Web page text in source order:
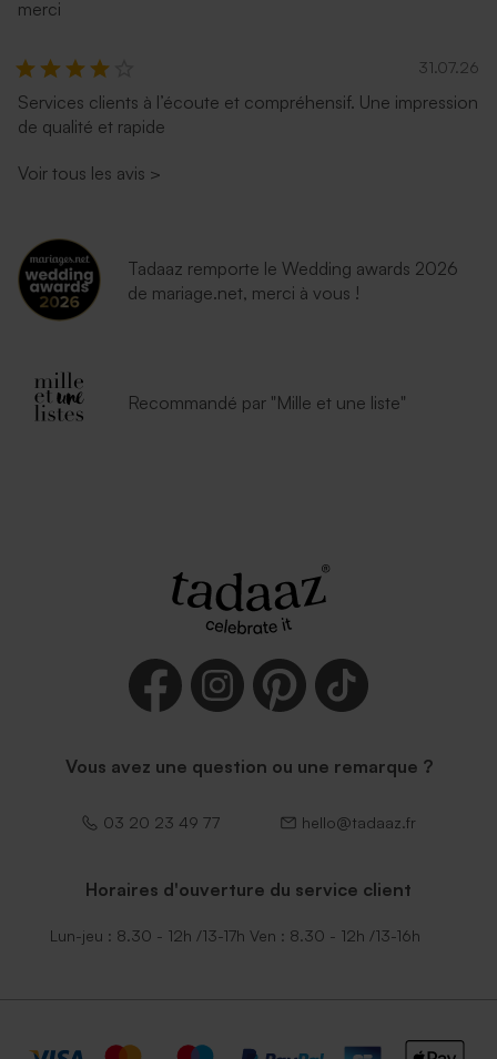
Enveloppe vert menthe
rectangulaire (14 x 12,5 cm)
Superbe enveloppe carrée
Enveloppe vœux mouchetée Enveloppe voeux rouille petit
format
merci
31.07.26
Services clients à l’écoute et compréhensif. Une impression
de qualité et rapide
Voir tous les avis >
Tadaaz remporte le Wedding awards 2026
de mariage.net, merci à vous !
Recommandé par "Mille et une liste"
Vous avez une question ou une remarque ?
03 20 23 49 77 hello@tadaaz.fr
Horaires d'ouverture du service client
Lun-jeu : 8.30 - 12h /13-17h Ven : 8.30 - 12h /13-16h